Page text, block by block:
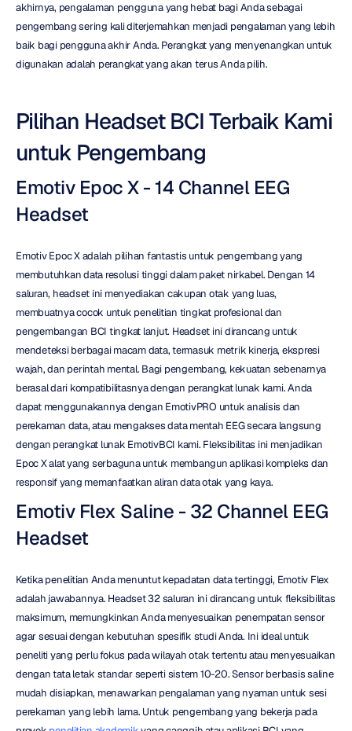
akhirnya, pengalaman pengguna yang hebat bagi Anda sebagai
pengembang sering kali diterjemahkan menjadi pengalaman yang lebih
baik bagi pengguna akhir Anda. Perangkat yang menyenangkan untuk
digunakan adalah perangkat yang akan terus Anda pilih.
Pilihan Headset BCI Terbaik Kami
untuk Pengembang
Emotiv Epoc X - 14 Channel EEG
Headset
Emotiv Epoc X adalah pilihan fantastis untuk pengembang yang
membutuhkan data resolusi tinggi dalam paket nirkabel. Dengan 14
saluran, headset ini menyediakan cakupan otak yang luas,
membuatnya cocok untuk penelitian tingkat profesional dan
pengembangan BCI tingkat lanjut. Headset ini dirancang untuk
mendeteksi berbagai macam data, termasuk metrik kinerja, ekspresi
wajah, dan perintah mental. Bagi pengembang, kekuatan sebenarnya
berasal dari kompatibilitasnya dengan perangkat lunak kami. Anda
dapat menggunakannya dengan EmotivPRO untuk analisis dan
perekaman data, atau mengakses data mentah EEG secara langsung
dengan perangkat lunak EmotivBCI kami. Fleksibilitas ini menjadikan
Epoc X alat yang serbaguna untuk membangun aplikasi kompleks dan
responsif yang memanfaatkan aliran data otak yang kaya.
Emotiv Flex Saline - 32 Channel EEG
Headset
Ketika penelitian Anda menuntut kepadatan data tertinggi, Emotiv Flex
adalah jawabannya. Headset 32 saluran ini dirancang untuk fleksibilitas
maksimum, memungkinkan Anda menyesuaikan penempatan sensor
agar sesuai dengan kebutuhan spesifik studi Anda. Ini ideal untuk
peneliti yang perlu fokus pada wilayah otak tertentu atau menyesuaikan
dengan tata letak standar seperti sistem 10-20. Sensor berbasis saline
mudah disiapkan, menawarkan pengalaman yang nyaman untuk sesi
perekaman yang lebih lama. Untuk pengembang yang bekerja pada